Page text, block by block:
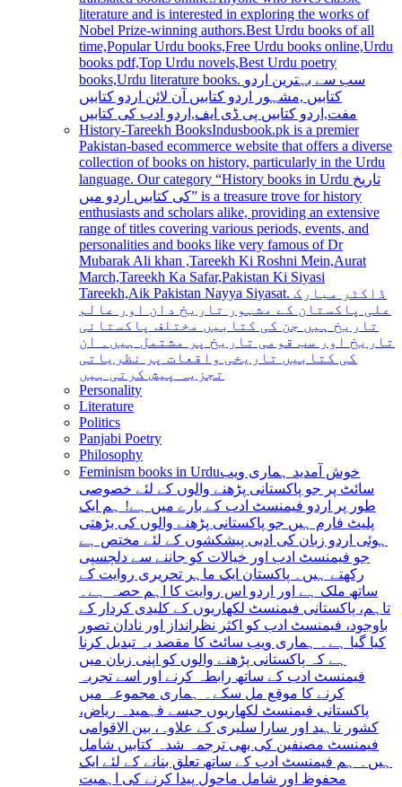
literature and is interested in exploring the works of
Nobel Prize-winning authors.Best Urdu books of all
time,Popular Urdu books,Free Urdu books online,Urdu
books pdf,Top Urdu novels,Best Urdu poetry
books,Urdu literature books. سب سے بہترین اردو
کتابیں ,مشہور اردو کتابیں آن لائن اردو کتابیں
مفت,اردو کتابیں پی ڈی ایف,اردو ادب کی کتابیں
History-Tareekh BooksIndusbook.pk is a premier
Pakistan-based ecommerce website that offers a diverse
collection of books on history, particularly in the Urdu
language. Our category “History books in Urdu تاریخ
کی کتابیں اردو میں” is a treasure trove for history
enthusiasts and scholars alike, providing an extensive
range of titles covering various periods, events, and
personalities and books like very famous of Dr
Mubarak Ali khan ,Tareekh Ki Roshni Mein,Aurat
March,Tareekh Ka Safar,Pakistan Ki Siyasi
Tareekh,Aik Pakistan Nayya Siyasat. ڈاکٹر مبارک
علی پاکستان کے مشہور تاریخ دان اور عالم
تاریخ ہیں جن کی کتابیں مختلف پاکستانی
تاریخ اور سب قومی تاریخ پر مشتمل ہیں۔ ان
کی کتابیں تاریخی واقعات پر نظریاتی
تجزیہ پیش کرتی ہیں
Personality
Literature
Politics
Panjabi Poetry
Philosophy
Feminism books in Urduخوش آمدید ہماری ویب
سائٹ پر جو پاکستانی پڑھنے والوں کے لئے خصوصی
طور پر اردو فیمنسٹ ادب کے بارے میں ہے! ہم ایک
پلیٹ فارم ہیں جو پاکستانی پڑھنے والوں کی بڑھتی
ہوئی اردو زبان کی ادبی پیشکشوں کے لئے مختص ہے
جو فیمنسٹ ادب اور خیالات کو جاننے سے دلچسپی
رکھتے ہیں۔ پاکستان ایک ماہر تحریری روایت کے
ساتھ ملک ہے اور اردو اس روایت کا اہم حصہ ہے۔
تاہم، پاکستانی فیمنسٹ لکھاریوں کے کلیدی کردار کے
باوجود، فیمنسٹ ادب کو اکثر نظرانداز اور نادان تصور
کیا گیا ہے۔ ہماری ویب سائٹ کا مقصد یہ تبدیل کرنا
ہے کہ پاکستانی پڑھنے والوں کو اپنی زبان میں
فیمنسٹ ادب کے ساتھ رابطہ کرنے اور اسے تجربہ
کرنے کا موقع مل سکے۔ ہماری مجموعہ میں
پاکستانی فیمنسٹ لکھاریوں جیسے فہمیدہ ریاض،
کشور ناہید اور سارا سلیری کے علاوہ، بین الاقوامی
فیمنسٹ مصنفین کی بھی ترجمہ شدہ کتابیں شامل
ہیں۔ ہم فیمنسٹ ادب کے ساتھ تعلق بنانے کے لئے ایک
محفوظ اور شامل ماحول پیدا کرنے کی اہمیت